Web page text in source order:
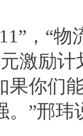
，“物
激励
果你们
。”邢玮